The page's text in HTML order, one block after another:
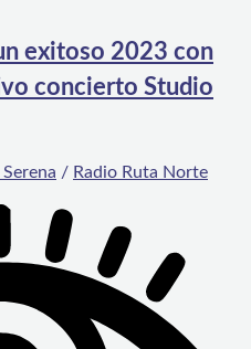
exitoso 2023 con
concierto Studio
Serena / Radio Ruta Norte